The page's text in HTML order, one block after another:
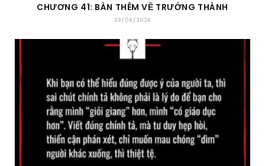
CHƯƠNG 41: BÀN THÊM VỀ TRƯỞNG THÀNH
29/08/2024